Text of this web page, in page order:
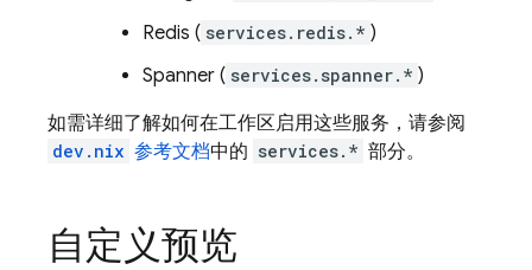
Redis ( services.redis.* )
Spanner ( services.spanner.* )
如需详细了解如何在工作区启用这些服务，请参阅
dev.nix 参考文档中的 services.* 部分。
自定义预览